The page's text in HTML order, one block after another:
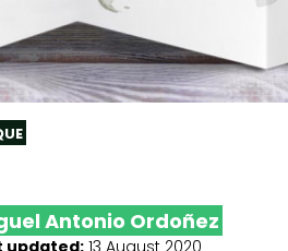
Antonio Ordoñez
updated:13 August 2020